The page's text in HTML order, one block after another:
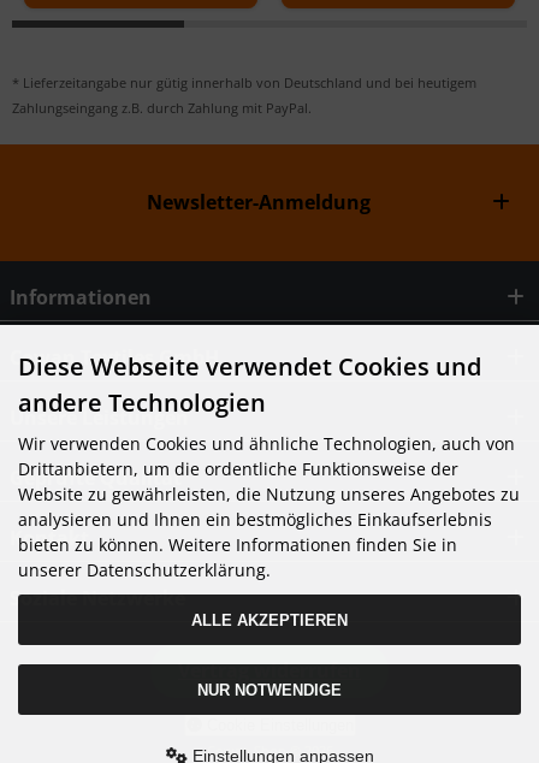
* Lieferzeitangabe nur gütig innerhalb von Deutschland und bei heutigem
Zahlungseingang z.B. durch Zahlung mit PayPal.
Newsletter-Anmeldung
Informationen
Cowan Textiles GmbH
Unsere Leistungen
Geprüfte Qualität
Kontakt
Soziale Netzwerke
Vertrag widerrufen
Cowan Shop © 2026
Diese Webseite verwendet Cookies und
andere Technologien
Wir verwenden Cookies und ähnliche Technologien, auch von
Drittanbietern, um die ordentliche Funktionsweise der
Website zu gewährleisten, die Nutzung unseres Angebotes zu
analysieren und Ihnen ein bestmögliches Einkaufserlebnis
bieten zu können. Weitere Informationen finden Sie in
unserer Datenschutzerklärung.
ALLE AKZEPTIEREN
NUR NOTWENDIGE
Einstellungen anpassen